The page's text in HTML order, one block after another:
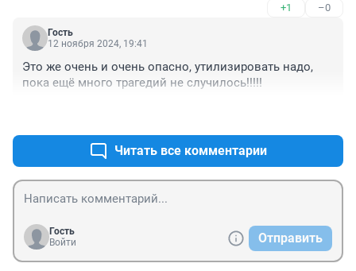
+1 –0
Гость
12 ноября 2024, 19:41
Это же очень и очень опасно, утилизировать надо,
пока ещё много трагедий не случилось!!!!!
Читать все комментарии
Гость
Войти
Отправить